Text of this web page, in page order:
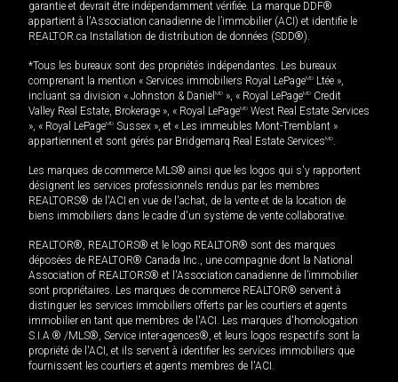
garantie et devrait être indépendamment vérifiée. La marque DDF®
appartient à l'Association canadienne de l’immobilier (ACI) et identifie le
REALTOR.ca Installation de distribution de données (SDD®).
*Tous les bureaux sont des propriétés indépendantes. Les bureaux
comprenant la mention « Services immobiliers Royal LePageMD Ltée »,
incluant sa division « Johnston & Daniel MD », « Royal LePageMD Credit
Valley Real Estate, Brokerage », « Royal LePageMD West Real Estate Services
», « Royal LePageMD Sussex », et « Les immeubles Mont-Tremblant »
appartiennent et sont gérés par Bridgemarq Real Estate ServicesMD.
Les marques de commerce MLS® ainsi que les logos qui s'y rapportent
désignent les services professionnels rendus par les membres
REALTORS® de l'ACI en vue de l'achat, de la vente et de la location de
biens immobiliers dans le cadre d'un système de vente collaborative.
REALTOR®, REALTORS® et le logo REALTOR® sont des marques
déposées de REALTOR® Canada Inc., une compagnie dont la National
Association of REALTORS® et l'Association canadienne de l’immobilier
sont propriétaires. Les marques de commerce REALTOR® servent à
distinguer les services immobiliers offerts par les courtiers et agents
immobilier en tant que membres de l'ACI. Les marques d'homologation
S.I.A.® /MLS®, Service inter-agences®, et leurs logos respectifs sont la
propriété de l'ACI, et ils servent à identifier les services immobiliers que
fournissent les courtiers et agents membres de l'ACI.